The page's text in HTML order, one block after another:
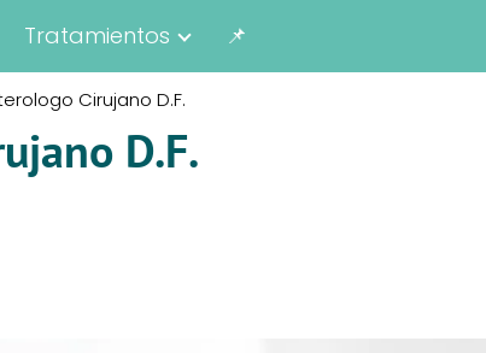
Tratamientos 📌
Cirujano D.F.
D.F.